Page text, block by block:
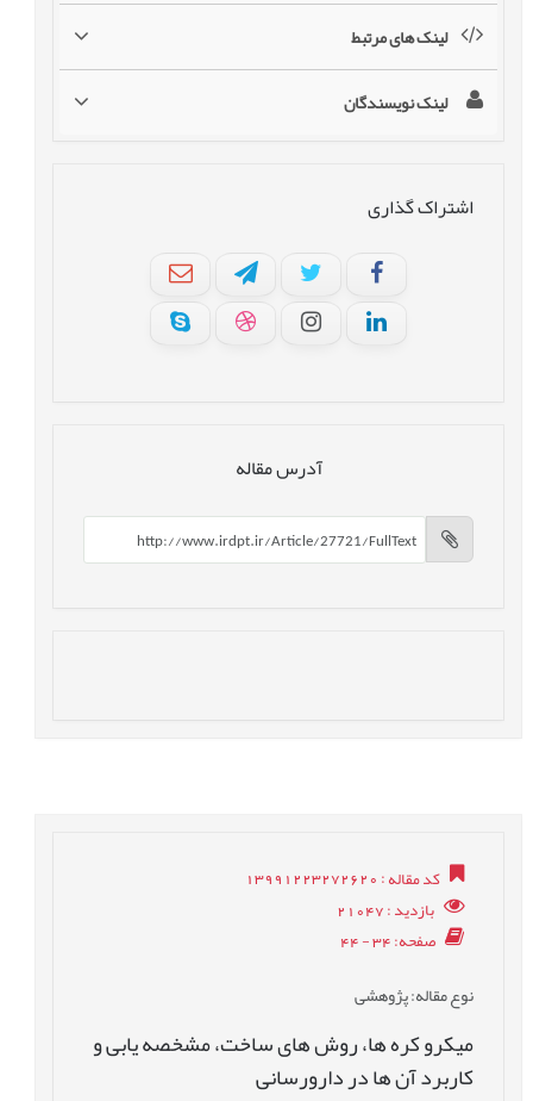
لینک های مرتبط
لینک نویسندگان
اشتراک گذاری
آدرس مقاله
کد مقاله: 13991223272620
بازدید: 21047
صفحه: 34 - 44
نوع مقاله: پژوهشی
میکرو کره ها، روش های ساخت، مشخصه يابی و
کاربرد آن ها در دارورسانی